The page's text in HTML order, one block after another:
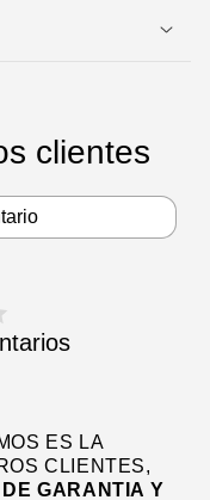
clientes
ES LA
CLIENTES,
DE GARANTIA Y